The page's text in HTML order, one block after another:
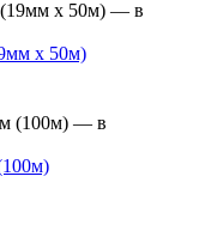
х 50м)